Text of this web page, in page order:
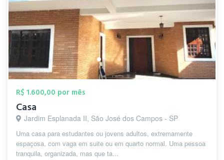
R$ 1.600,00 por mês
Casa
Jardim Esplanada II, São José dos Campos - SP
Uma casa para estudantes ou jovens adultos, extremamente
espaçosa, com vaga em suite ou em quarto normal. Uma pessoa
tranquila, organizada, mas que ta...